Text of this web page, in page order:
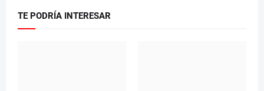
TE PODRÍA INTERESAR